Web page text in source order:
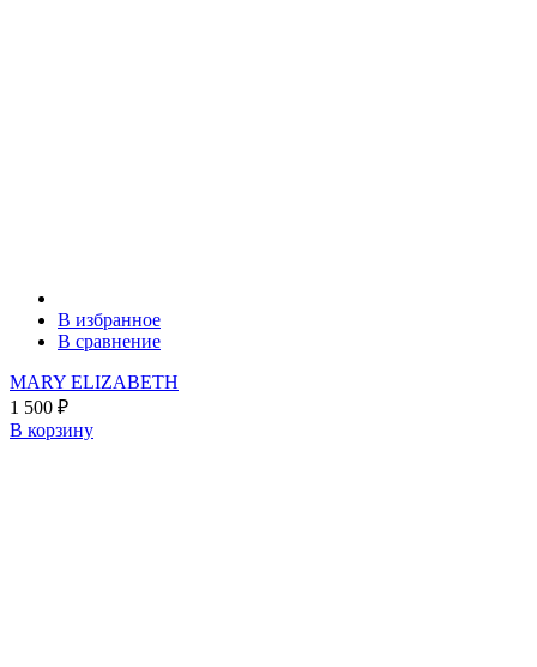
В избранное
В сравнение
MARY ELIZABETH
1 500 ₽
В корзину